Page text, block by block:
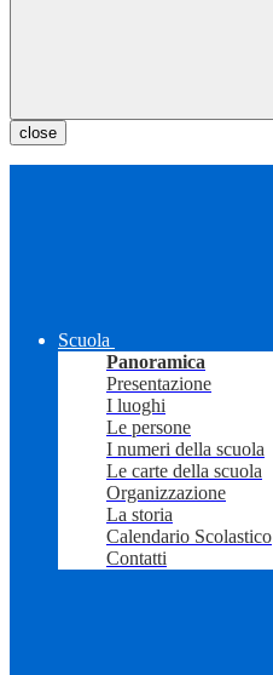
close
Scuola
Panoramica
Presentazione
I luoghi
Le persone
I numeri della scuola
Le carte della scuola
Organizzazione
La storia
Calendario Scolastico
Contatti